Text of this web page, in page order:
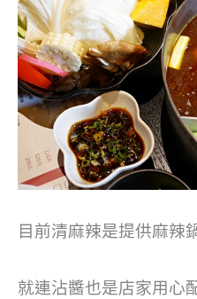
目前清麻辣是提供麻辣
就連沾醬也是店家用心